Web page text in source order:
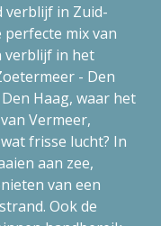
verblijf in Zuid-
perfecte mix van
verblijf in het
- Den
Haag, waar het
Vermeer,
frisse lucht? In
aan zee,
van een
Ook de